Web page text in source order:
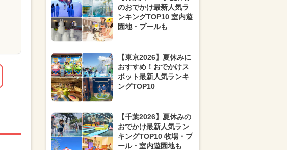
のおでかけ最新人気ラ
ンキングTOP10 室内遊
園地・プールも
【東京2026】夏休みに
おすすめ！おでかけス
ポット最新人気ランキ
ングTOP10
【千葉2026】夏休みの
おでかけ最新人気ラン
キングTOP10 牧場・プ
ール・室内遊園地も